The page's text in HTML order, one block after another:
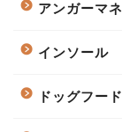
アンガーマ
インソール
ドッグフード